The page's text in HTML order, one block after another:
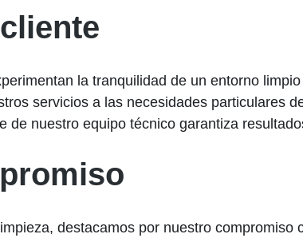
la tranquilidad de un entorno
servicios a las necesidades particulares
de nuestro equipo técnico garantiza
destacamos por nuestro